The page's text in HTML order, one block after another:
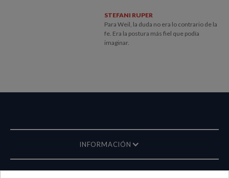
STEFANI RUPER
Para Weil, la duda no era lo contrario de la
fe. Era la postura más fiel que podía
imaginar.
INFORMACIÓN